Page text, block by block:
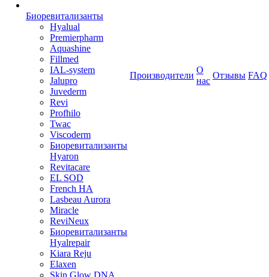
Биоревитализанты
Hyalual
Premierpharm
Aquashine
Fillmed
IAL-system
Jalupro
Juvederm
Revi
Profhilo
Twac
Viscoderm
Биоревитализанты
Hyaron
Revitacare
EL SOD
French HA
Lasbeau Aurora
Miracle
ReviNeux
Биоревитализанты
Hyalrepair
Kiara Reju
Elaxen
Skin Glow DNA
Производители
О
нас
Отзывы FAQ